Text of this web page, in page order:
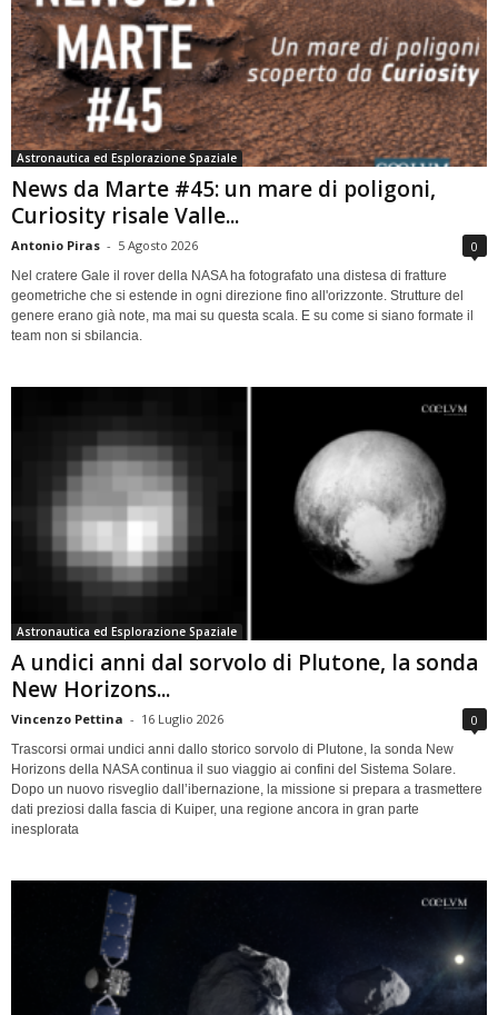
Astronautica ed Esplorazione Spaziale
News da Marte #45: un mare di poligoni,
Curiosity risale Valle...
Antonio Piras - 5 Agosto 2026 0
Nel cratere Gale il rover della NASA ha fotografato una distesa di fratture
geometriche che si estende in ogni direzione fino all'orizzonte. Strutture del
genere erano già note, ma mai su questa scala. E su come si siano formate il
team non si sbilancia.
Astronautica ed Esplorazione Spaziale
A undici anni dal sorvolo di Plutone, la sonda
New Horizons...
Vincenzo Pettina - 16 Luglio 2026 0
Trascorsi ormai undici anni dallo storico sorvolo di Plutone, la sonda New
Horizons della NASA continua il suo viaggio ai confini del Sistema Solare.
Dopo un nuovo risveglio dall’ibernazione, la missione si prepara a trasmettere
dati preziosi dalla fascia di Kuiper, una regione ancora in gran parte
inesplorata